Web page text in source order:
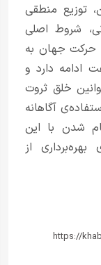
توزیع منطقی
شروط اصلی
حرکت جهان به
ادامه دارد و
خلق ثروت
آگاهانه
شدن با این
از